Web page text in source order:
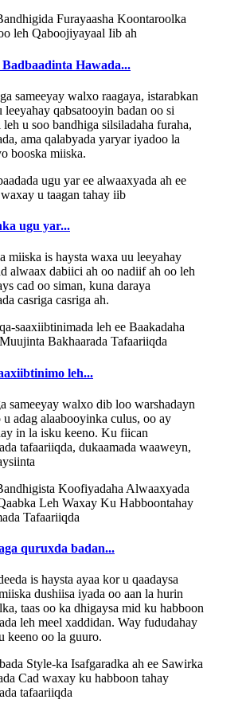
Badbaadinta Hawada...
sameeyay walxo raagaya, istarabkan
leeyahay qabsatooyin badan oo si
leh u soo bandhiga silsiladaha furaha,
ama qalabyada yaryar iyadoo la
booska miiska.
ugu yar...
miiska is haysta waxa uu leeyahay
alwaax dabiici ah oo nadiif ah oo leh
cad oo siman, kuna daraya
casriga casriga ah.
leh...
sameeyay walxo dib loo warshadayn
u adag alaabooyinka culus, oo ay
in la isku keeno. Ku fiican
tafaariiqda, dukaamada waaweyn,
quruxda badan...
is haysta ayaa kor u qaadaysa
dushiisa iyada oo aan la hurin
taas oo ka dhigaysa mid ku habboon
leh meel xaddidan. Way fududahay
keeno oo la guuro.